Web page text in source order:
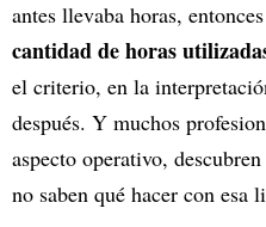
antes llevaba horas, entonces
cantidad de horas
el criterio, en la
después. Y muchos
aspecto operativo,
no saben qué hacer con esa